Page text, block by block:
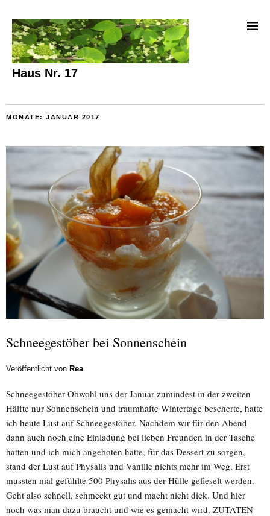
Haus Nr. 17
MONATE: JANUAR 2017
Schneegestöber bei Sonnenschein
Veröffentlicht von Rea
Schneegestöber Obwohl uns der Januar zumindest in der zweiten
Hälfte nur Sonnenschein und traumhafte Wintertage bescherte, hatte
ich heute Lust auf Schneegestöber. Nachdem wir für den Abend
dann auch noch eine Einladung bei lieben Freunden in der Tasche
hatten und ich mich angeboten hatte, für das Dessert zu sorgen,
stand der Lust auf Physalis und Vanille nichts mehr im Weg. Erst
mussten mal gefühlte 500 Physalis aus der Hülle gefieselt werden.
Geht also schnell, schmeckt gut und macht nicht dick. Und hier
noch was man dazu braucht und wie es gemacht wird. ZUTATEN